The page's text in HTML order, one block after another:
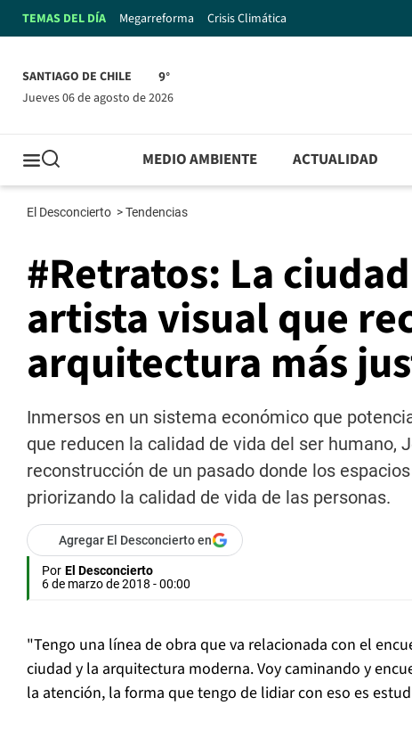
TEMAS DEL DÍA Megarreforma Crisis Climática
SANTIAGO DE CHILE 9°
jueves 06 de agosto de 2026
MEDIO AMBIENTE ACTUALIDAD
El Desconcierto >Tendencias
#Retratos: La
artista visual que
arquitectura más
Inmersos en un sistema económico que
que reducen la calidad de vida del ser humano,
reconstrucción de un pasado donde los
priorizando la calidad de vida de las personas.
Agregar El Desconcierto en
Por El Desconcierto
6 de marzo de 2018 - 00:00
"Tengo una línea de obra que va relacionada con el
ciudad y la arquitectura moderna. Voy caminando y
la atención, la forma que tengo de lidiar con eso es